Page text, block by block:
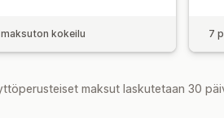
kokeilu 7
maksut laskutetaan 30